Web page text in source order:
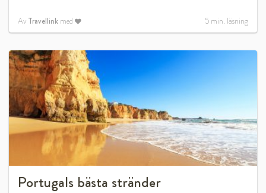
Av Travellink med 5 min. läsning
Portugals bästa stränder